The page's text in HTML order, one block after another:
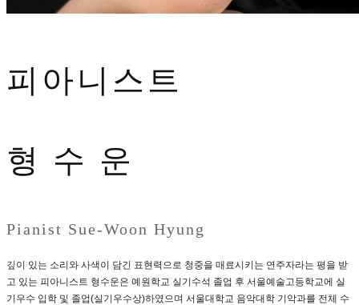
피아니스트
형 수 운
Pianist Sue-Woon Hyung
깊이 있는 소리와 사색이 담긴 표현력으로 청중을 매료시키는 연주자라는 평을 받
고 있는 피아니스트 형수운은 예원학교 실기수석 졸업 후 서울예술고등학교에 실
기우수 입학 및 졸업(실기우수상)하였으며 서울대학교 음악대학 기악과를 전체 수